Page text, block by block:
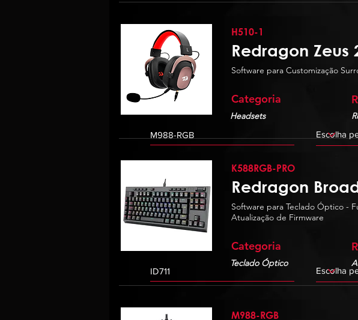
H510-1
Redragon Zeus
Software para Customização
Categoria
Headsets
K588RGB-PRO
Redragon
Software para Teclado Óptico -
Atualização de Firmware
Categoria
Teclado Óptico
M988-RGB